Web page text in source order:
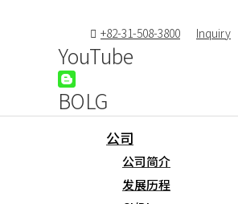
+82-31-508-3800 Inquiry
YouTube
BOLG
公司
公司简介
发展历程